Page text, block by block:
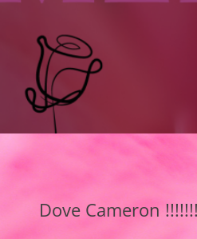
Dove Cameron